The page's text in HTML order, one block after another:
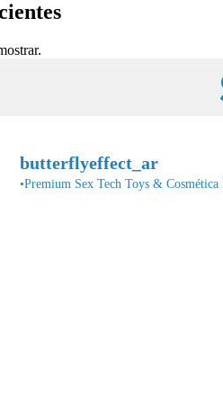
butterflyeffect_ar
•Premium Sex Tech Toys & Cosmética